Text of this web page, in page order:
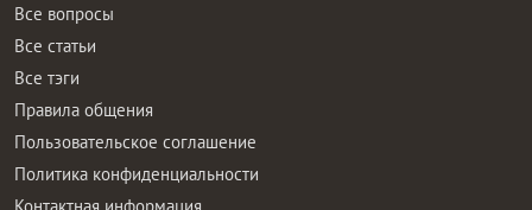
Все вопросы
Все статьи
Все тэги
Правила общения
Пользовательское соглашение
Политика конфиденциальности
Контактная информация